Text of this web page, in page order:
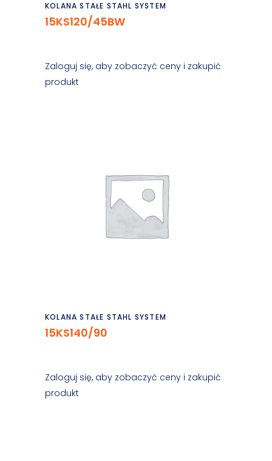
KOLANA STAŁE STAHL SYSTEM
15KS120/45BW
Zaloguj się, aby zobaczyć ceny i zakupić
produkt
Czytaj dalej
KOLANA STAŁE STAHL SYSTEM
15KS140/90
Zaloguj się, aby zobaczyć ceny i zakupić
produkt